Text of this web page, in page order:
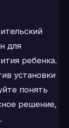
для
ребенка.
установки
понять
решение,